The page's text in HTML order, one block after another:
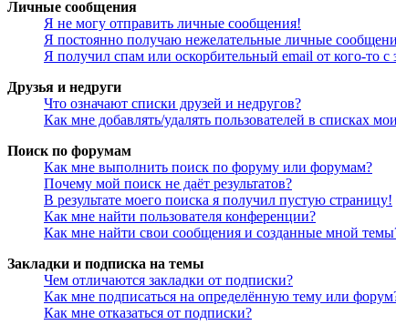
Личные сообщения
Я не могу отправить личные сообщения!
Я постоянно получаю нежелательные личные
Я получил спам или оскорбительный email от кого-то
Друзья и недруги
Что означают списки друзей и недругов?
Как мне добавлять/удалять пользователей в списках
Поиск по форумам
Как мне выполнить поиск по форуму или форумам?
Почему мой поиск не даёт результатов?
В результате моего поиска я получил пустую страницу!
Как мне найти пользователя конференции?
Как мне найти свои сообщения и созданные мной
Закладки и подписка на темы
Чем отличаются закладки от подписки?
Как мне подписаться на определённую тему или
Как мне отказаться от подписки?